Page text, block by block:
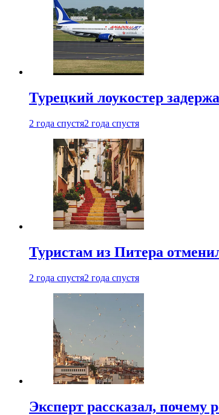
Турецкий лоукостер
2 года спустя2 года спустя
Туристам из Питера
2 года спустя2 года спустя
Эксперт рассказал, почему